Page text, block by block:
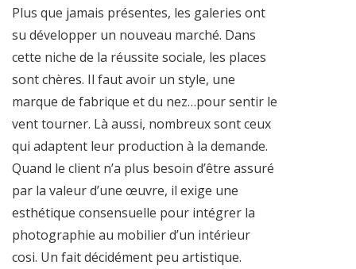
Plus que jamais présentes, les galeries ont
su développer un nouveau marché. Dans
cette niche de la réussite sociale, les places
sont chères. Il faut avoir un style, une
marque de fabrique et du nez…pour sentir le
vent tourner. Là aussi, nombreux sont ceux
qui adaptent leur production à la demande.
Quand le client n’a plus besoin d’être assuré
par la valeur d’une œuvre, il exige une
esthétique consensuelle pour intégrer la
photographie au mobilier d’un intérieur
cosi. Un fait décidément peu artistique.